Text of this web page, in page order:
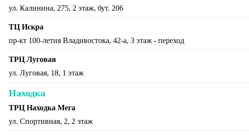
ул. Калинина, 275, 2 этаж, бут. 206
ТЦ Искра
пр-кт 100-летия Владивостока, 42-а, 3 этаж - переход
ТРЦ Луговая
ул. Луговая, 18, 1 этаж
Находка
ТРЦ Находка Мега
ул. Спортивная, 2, 2 этаж